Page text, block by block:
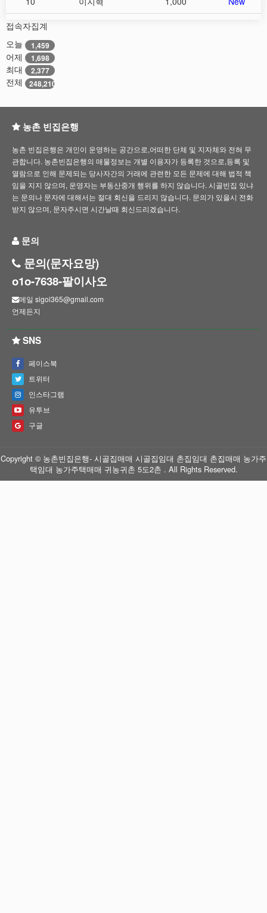
접속자집계
오늘
1,459
어제 1,698
최대 2,377
전체 248,210
농촌 빈집은행
농촌 빈집은행은 개인이 운영하는 공간으로,어떠한 단체 및 지자체와 전혀 무
관합니다. 농촌빈집은행의 매물정보는 개별 이용자가 등록한 것으로,등록 및
열람으로 인해 문제되는 당사자간의 거래에 관련한 모든 문제에 대해 법적 책
임을 지지 않으며, 운영자는 부동산중개 행위를 하지 않습니다. 시골빈집 있냐
는 문의나 문자에 대해서는 절대 회신을 드리지 않습니다. 문의가 있을시 전화
받지 않으며, 문자주시면 시간날때 회신드리겠습니다.
문의
문의(문자요망)
o1o-7638-팔이사오
메일 sigol365@gmail.com
언제든지
SNS
페이스북
트위터
인스타그램
유투브
구글
Copyright © 농촌빈집은행- 시골집매매 시골집임대 촌집임대 촌집매매 농가주
택임대 농가주택매매 귀농귀촌 5도2촌 . All Rights Reserved.